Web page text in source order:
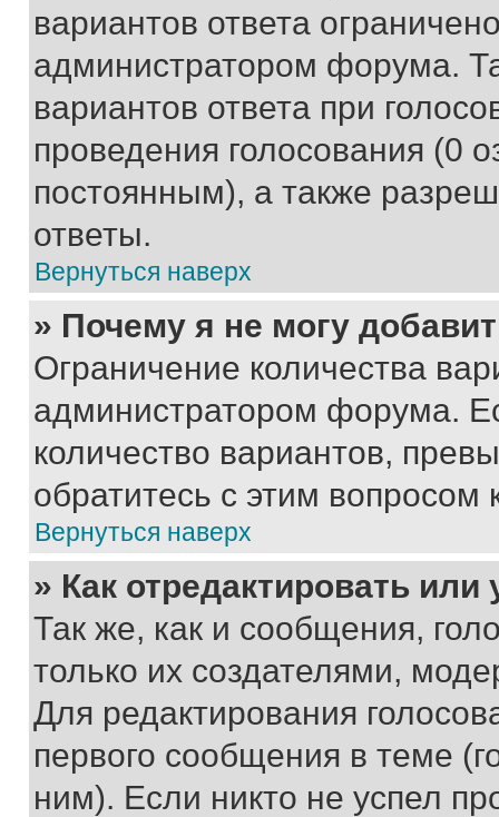
вариантов ответа
администратором форума.
вариантов ответа при
проведения голосования (0
постоянным), а также
ответы.
Вернуться наверх
» Почему я не могу
Ограничение количества
администратором форума.
количество вариантов,
обратитесь с этим вопросом
Вернуться наверх
» Как отредактировать
Так же, как и сообщения,
только их создателями,
Для редактирования
первого сообщения в теме
ним). Если никто не успел